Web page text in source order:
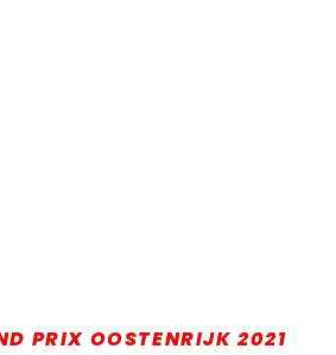
PRIX OOSTENRIJK 2021